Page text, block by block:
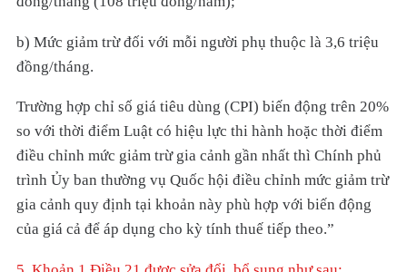
b) Mức giảm trừ đối với mỗi người phụ thuộc là 3,6 triệu
đồng/tháng.
Trường hợp chỉ số giá tiêu dùng (CPI) biến động trên 20%
so với thời điểm Luật có hiệu lực thi hành hoặc thời điểm
điều chỉnh mức giảm trừ gia cảnh gần nhất thì Chính phủ
trình Ủy ban thường vụ Quốc hội điều chỉnh mức giảm trừ
gia cảnh quy định tại khoản này phù hợp với biến động
của giá cả để áp dụng cho kỳ tính thuế tiếp theo.”